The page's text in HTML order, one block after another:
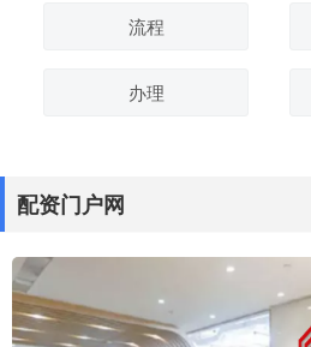
流程
办理
配资门户网